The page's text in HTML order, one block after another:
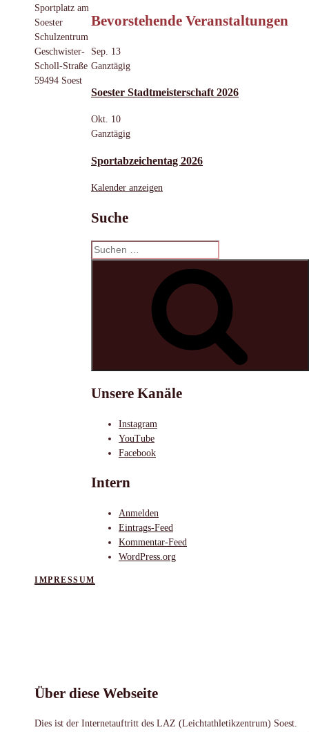
Bevorstehende Veranstaltungen
Sep. 13
Ganztägig
Soester Stadtmeisterschaft 2026
Okt. 10
Ganztägig
Sportabzeichentag 2026
Kalender anzeigen
Suche
Suchen
nach:
Unsere Kanäle
Instagram
YouTube
Facebook
Intern
Anmelden
Eintrags-Feed
Kommentar-Feed
WordPress.org
Sportplatz am
Soester
Schulzentrum
Geschwister-
Scholl-Straße
59494 Soest
IMPRESSUM
Über diese Webseite
Dies ist der Internetauftritt des LAZ (Leichtathletikzentrum) Soest.